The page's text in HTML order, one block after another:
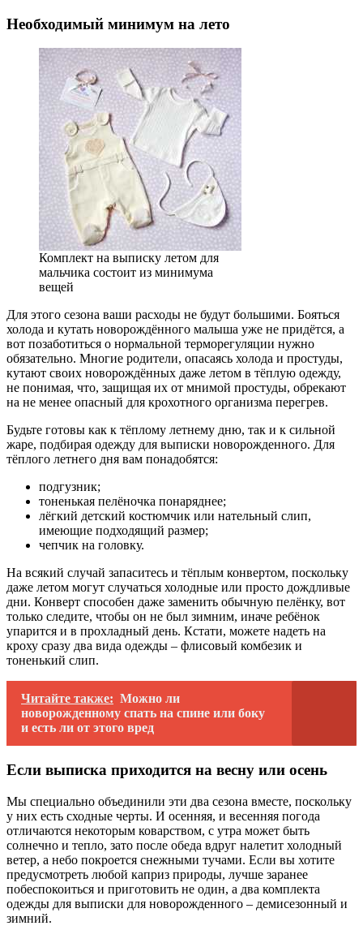
Необходимый минимум на лето
Комплект на выписку летом для
мальчика состоит из минимума
вещей
Для этого сезона ваши расходы не будут большими. Бояться
холода и кутать новорождённого малыша уже не придётся, а
вот позаботиться о нормальной терморегуляции нужно
обязательно. Многие родители, опасаясь холода и простуды,
кутают своих новорождённых даже летом в тёплую одежду,
не понимая, что, защищая их от мнимой простуды, обрекают
на не менее опасный для крохотного организма перегрев.
Будьте готовы как к тёплому летнему дню, так и к сильной
жаре, подбирая одежду для выписки новорожденного. Для
тёплого летнего дня вам понадобятся:
подгузник;
тоненькая пелёночка понаряднее;
лёгкий детский костюмчик или нательный слип,
имеющие подходящий размер;
чепчик на головку.
На всякий случай запаситесь и тёплым конвертом, поскольку
даже летом могут случаться холодные или просто дождливые
дни. Конверт способен даже заменить обычную пелёнку, вот
только следите, чтобы он не был зимним, иначе ребёнок
упарится и в прохладный день. Кстати, можете надеть на
кроху сразу два вида одежды – флисовый комбезик и
тоненький слип.
Читайте также: Можно ли
новорожденному спать на спине или боку
и есть ли от этого вред
Если выписка приходится на весну или осень
Мы специально объединили эти два сезона вместе, поскольку
у них есть сходные черты. И осенняя, и весенняя погода
отличаются некоторым коварством, с утра может быть
солнечно и тепло, зато после обеда вдруг налетит холодный
ветер, а небо покроется снежными тучами. Если вы хотите
предусмотреть любой каприз природы, лучше заранее
побеспокоиться и приготовить не один, а два комплекта
одежды для выписки для новорожденного – демисезонный и
зимний.